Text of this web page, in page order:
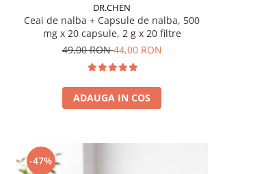
DR.CHEN
Ceai de nalba + Capsule de nalba, 500
mg x 20 capsule, 2 g x 20 filtre
49,00 RON44,00 RON
ADAUGA IN COS
-47%